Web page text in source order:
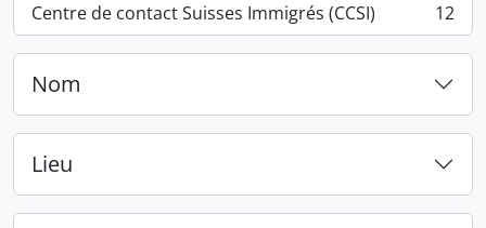
Centre de contact Suisses Immigrés (CCSI)
, 12 résultats 12
Nom
Lieu